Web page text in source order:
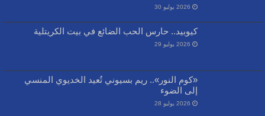
2026 يوليو 30
كيوبيد.. حارس الحب الضائع في بيت الكريتلية
2026 يوليو 29
«كوم النور».. ريم بسيوني تُعيد الخديوي المنسي
إلى الضوء
2026 يوليو 28